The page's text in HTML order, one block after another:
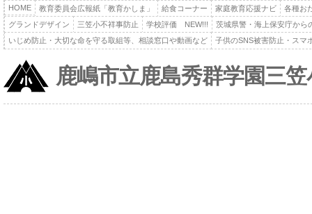
HOME 教育委員会広報紙「教育かしま」 給食コーナー 家庭教育応援ナビ
各種お
グランドデザイン
三笠小不祥事防止 学校評価 NEW!!!
茨城県警・海上保安庁から
いじめ防止・大切な命を守る取組等、相談窓口や動画など
子供のSNS被害防止・スマ
鹿嶋市立鹿島秀群学園三